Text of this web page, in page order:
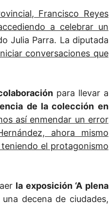
Francisco Reyes
a celebrar un
Julia Parra. La diputada
conversaciones que
para llevar a
de la colección en
así enmendar un error
ahora mismo
el protagonismo
la exposición ‘A plena
decena de ciudades,